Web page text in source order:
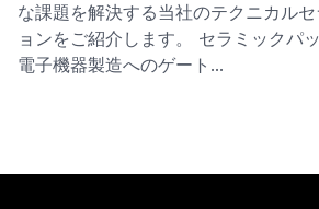
な課題を解決する当社のテクニカル
ョンをご紹介します。 セラミックパ
電子機器製造へのゲート…